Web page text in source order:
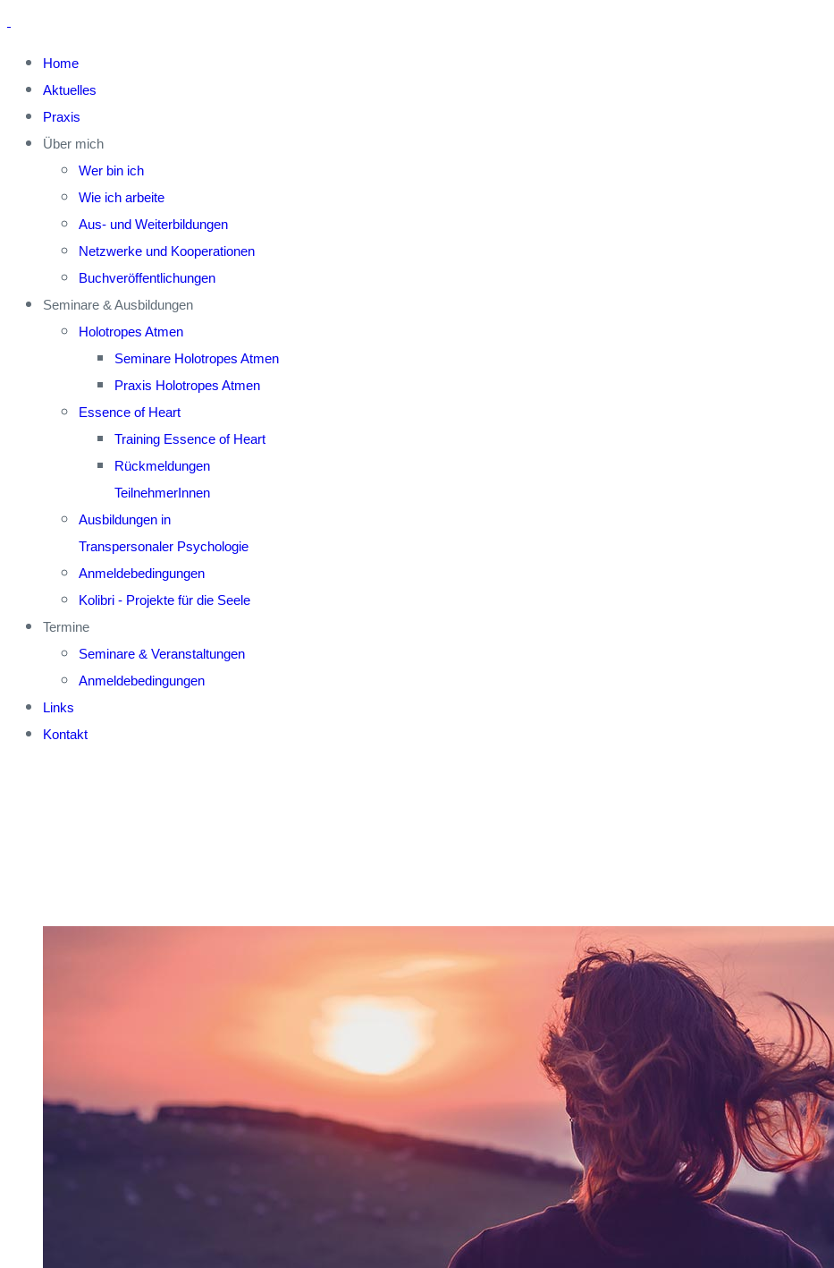
Home
Aktuelles
Praxis
Über mich
Wer bin ich
Wie ich arbeite
Aus- und Weiterbildungen
Netzwerke und Kooperationen
Buchveröffentlichungen
Seminare & Ausbildungen
Holotropes Atmen
Seminare Holotropes Atmen
Praxis Holotropes Atmen
Essence of Heart
Training Essence of Heart
Rückmeldungen
TeilnehmerInnen
Ausbildungen in
Transpersonaler Psychologie
Anmeldebedingungen
Kolibri - Projekte für die Seele
Termine
Seminare & Veranstaltungen
Anmeldebedingungen
Links
Kontakt